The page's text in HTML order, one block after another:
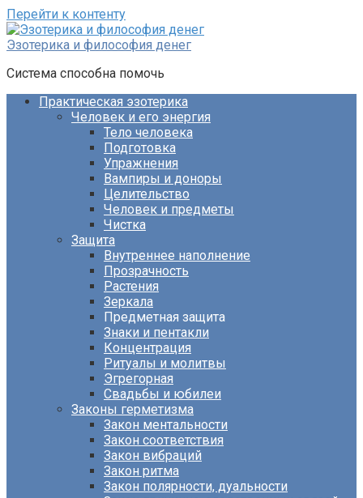
Перейти к контенту
Эзотерика и философия денег
Система способна помочь
Практическая эзотерика
Человек и его энергия
Тело человека
Подготовка
Упражнения
Вампиры и доноры
Целительство
Человек и предметы
Чистка
Защита
Внутреннее наполнение
Прозрачность
Растения
Зеркала
Предметная защита
Знаки и пентакли
Концентрация
Ритуалы и молитвы
Эгрегорная
Свадьбы и юбилеи
Законы герметизма
Закон ментальности
Закон соответствия
Закон вибраций
Закон ритма
Закон полярности, дуальности